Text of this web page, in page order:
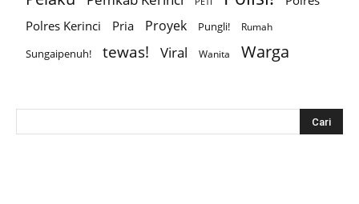
Polres Kerinci
Pria Proyek Pungli! Rumah
Sungaipenuh! tewas! Viral Wanita Warga